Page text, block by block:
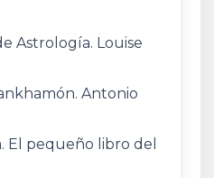
Astrología. Louise
Antonio
El pequeño libro del